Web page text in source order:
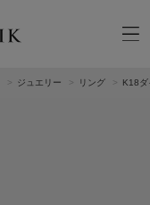
ジュエリー リング K18